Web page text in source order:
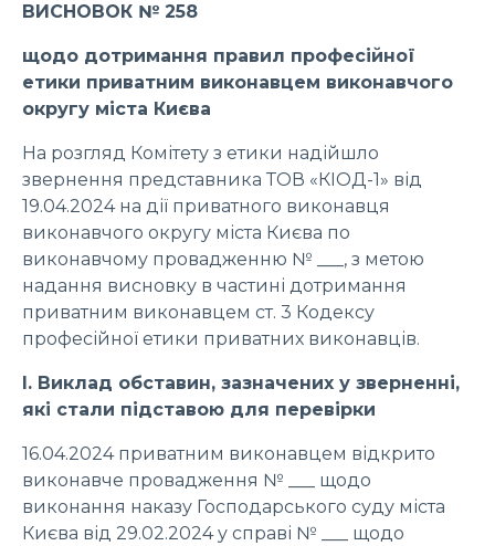
ВИСНОВОК № 258
щодо дотримання правил професійної
етики приватним виконавцем виконавчого
округу міста Києва
На розгляд Комітету з етики надійшло
звернення представника ТОВ «КІОД-1» від
19.04.2024 на дії приватного виконавця
виконавчого округу міста Києва по
виконавчому провадженню № ___, з метою
надання висновку в частині дотримання
приватним виконавцем ст. 3 Кодексу
професійної етики приватних виконавців.
І. Виклад обставин, зазначених у зверненні,
які стали підставою для перевірки
16.04.2024 приватним виконавцем відкрито
виконавче провадження № ___ щодо
виконання наказу Господарського суду міста
Києва від 29.02.2024 у справі № ___ щодо